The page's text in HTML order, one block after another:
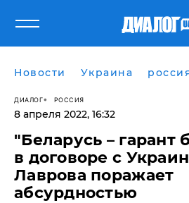
Новости Украина
ДИАЛОГ РОССИЯ
8 апреля 2022, 16:32
"Беларусь – гарант
в договоре с
Лаврова поражает
абсурдностью